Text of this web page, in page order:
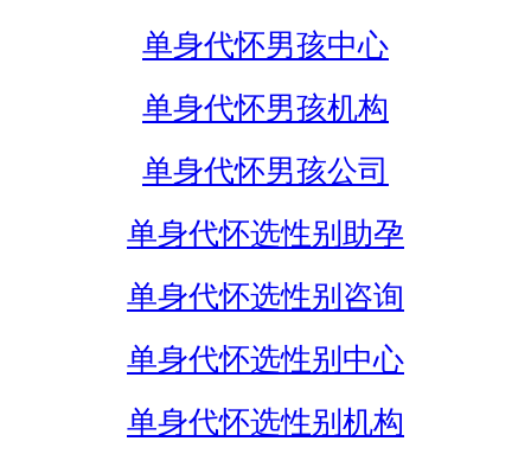
单身代怀男孩中心
单身代怀男孩机构
单身代怀男孩公司
单身代怀选性别助孕
单身代怀选性别咨询
单身代怀选性别中心
单身代怀选性别机构